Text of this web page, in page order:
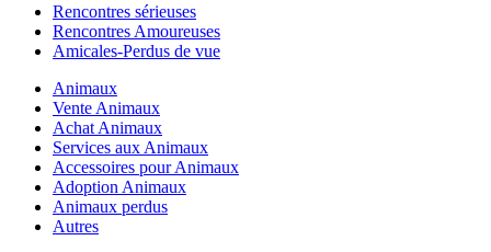
Rencontres sérieuses
Rencontres Amoureuses
Amicales-Perdus de vue
Animaux
Vente Animaux
Achat Animaux
Services aux Animaux
Accessoires pour Animaux
Adoption Animaux
Animaux perdus
Autres